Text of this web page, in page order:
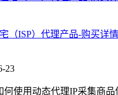
（ISP）代理产品-购买详
23